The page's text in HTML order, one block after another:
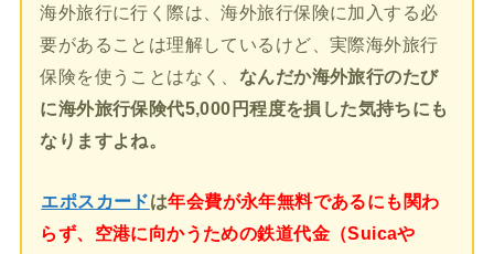
海外旅行に行く際は、海外旅行保険に加入する必
要があることは理解しているけど、実際海外旅行
保険を使うことはなく、 なんだか海外旅行のたび
に海外旅行保険代5,000円程度を損した気持ちにも
なりますよね。
エポスカードは年会費が永年無料であるにも関わ
らず、空港に向かうための鉄道代金（Suicaや